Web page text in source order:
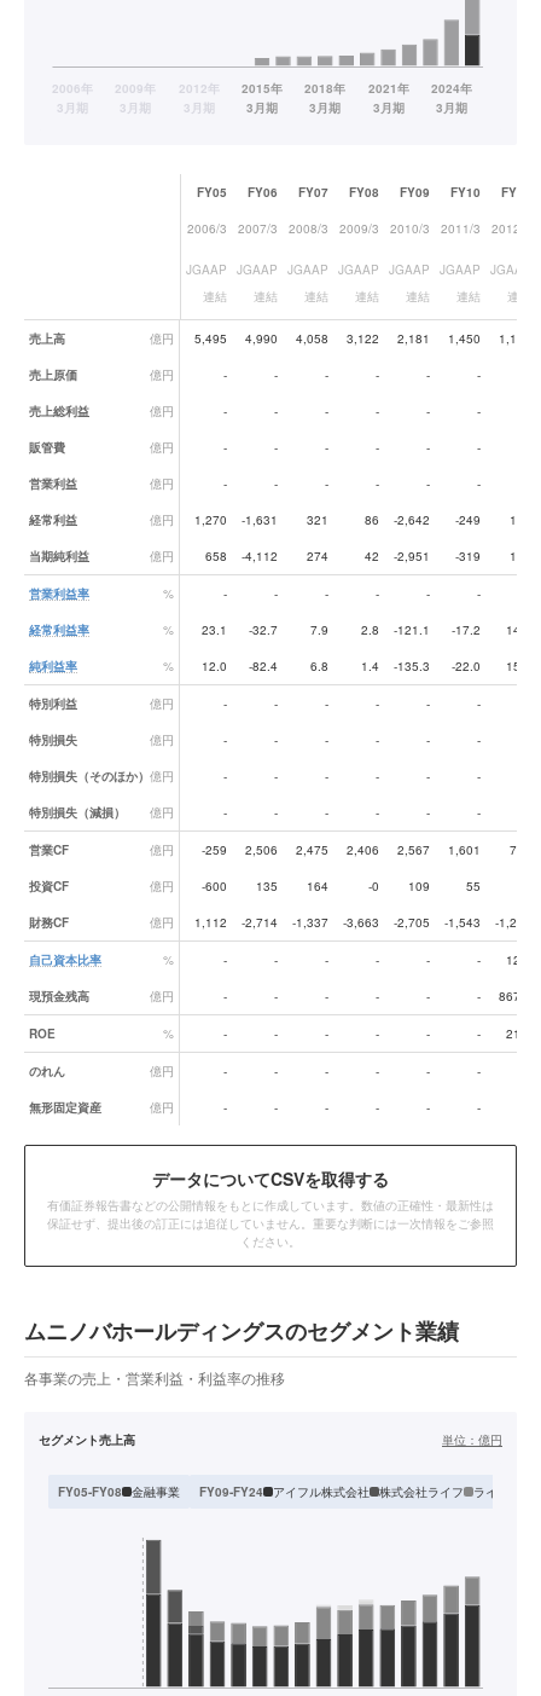
業績データ一覧
FY05 FY06 FY07 FY08 FY09 FY10 FY11
2006/3 2007/3 2008/3 2009/3 2010/3 2011/3 2012/3
JGAAP
連結
JGAAP
連結
JGAAP
連結
JGAAP
連結
JGAAP
連結
JGAAP
連結
JGAAP
連結
売上高 億円 5,495 4,990 4,058 3,122 2,181 1,450 1,140
売上原価 億円 - - - - - -
売上総利益 億円 - - - - - -
販管費 億円 - - - - - -
営業利益 億円 - - - - - -
経常利益 億円 1,270 -1,631 321 86 -2,642 -249 168
当期純利益 億円 658 -4,112 274 42 -2,951 -319 174
営業利益率 % - - - - - -
経常利益率 % 23.1 -32.7 7.9 2.8 -121.1 -17.2 14.8
純利益率 % 12.0 -82.4 6.8 1.4 -135.3 -22.0 15.3
特別利益 億円 - - - - - -
特別損失 億円 - - - - - -
特別損失（そのほか） 億円 - - - - - -
特別損失（減損） 億円 - - - - - -
営業CF 億円 -259 2,506 2,475 2,406 2,567 1,601 727
投資CF 億円 -600 135 164 -0 109 55
財務CF 億円 1,112 -2,714 -1,337 -3,663 -2,705 -1,543 -1,287
自己資本比率 % - - - - - - 12.3
現預金残高 億円 - - - - - - 867.0
ROE % - - - - - - 21.3
のれん 億円 - - - - - -
無形固定資産 億円 - - - - - -
データについてCSVを取得する
有価証券報告書などの公開情報をもとに作成しています。数値の正確性・最新性は
保証せず、提出後の訂正には追従していません。重要な判断には一次情報をご参照
ください。
ムニノバホールディングスのセグメント業績
各事業の売上・営業利益・利益率の推移
セグメント売上高 単位： 億円
FY05-FY08 金融事業 FY09-FY24 アイフル株式会社 株式会社ライフ ライフカー